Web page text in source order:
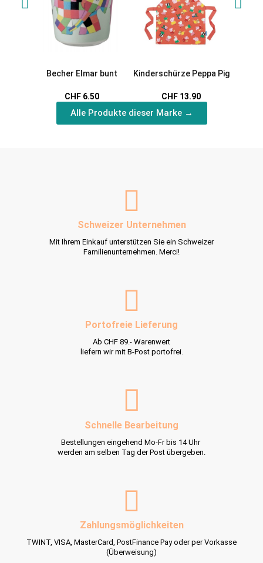
Becher Elmar bunt
CHF 6.50
Kinderschürze Peppa Pig
CHF 13.90
Alle Produkte dieser Marke →
Schweizer Unternehmen
Mit Ihrem Einkauf unterstützen Sie ein Schweizer
Familienunternehmen. Merci!
Portofreie Lieferung
Ab CHF 89.- Warenwert
liefern wir mit B-Post portofrei.
Schnelle Bearbeitung
Bestellungen eingehend Mo-Fr bis 14 Uhr
werden am selben Tag der Post übergeben.
Zahlungsmöglichkeiten
TWINT, VISA, MasterCard, PostFinance Pay oder per Vorkasse
(Überweisung)